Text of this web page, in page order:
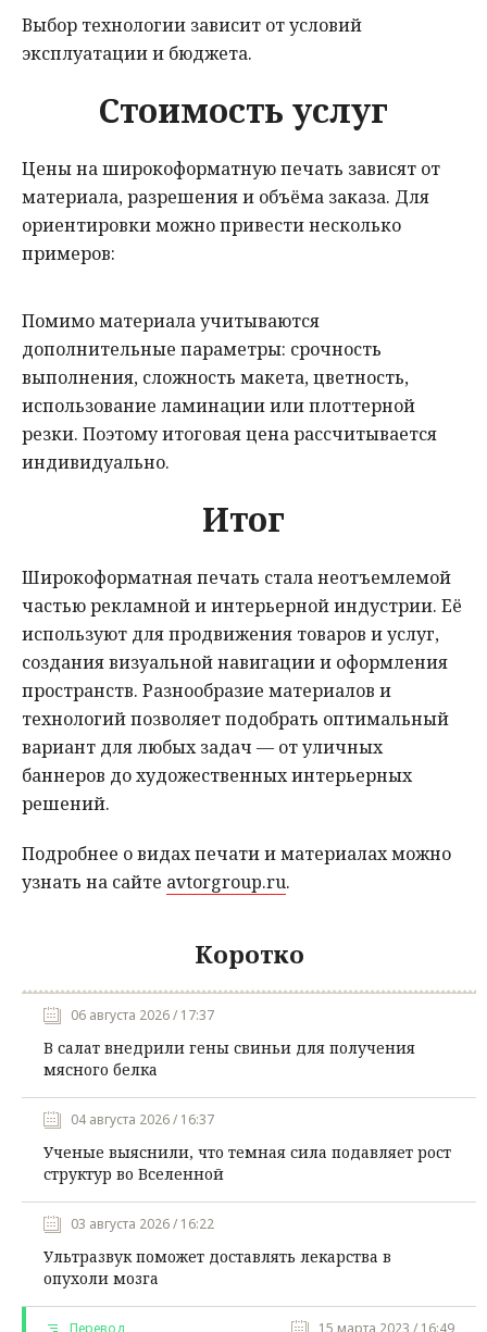
Выбор технологии зависит от условий
эксплуатации и бюджета.
Стоимость услуг
Цены на широкоформатную печать зависят от
материала, разрешения и объёма заказа. Для
ориентировки можно привести несколько
примеров:
Помимо материала учитываются
дополнительные параметры: срочность
выполнения, сложность макета, цветность,
использование ламинации или плоттерной
резки. Поэтому итоговая цена рассчитывается
индивидуально.
Итог
Широкоформатная печать стала неотъемлемой
частью рекламной и интерьерной индустрии. Её
используют для продвижения товаров и услуг,
создания визуальной навигации и оформления
пространств. Разнообразие материалов и
технологий позволяет подобрать оптимальный
вариант для любых задач — от уличных
баннеров до художественных интерьерных
решений.
Подробнее о видах печати и материалах можно
узнать на сайте avtorgroup.ru.
Коротко
06 августа 2026 / 17:37
В салат внедрили гены свиньи для получения
мясного белка
04 августа 2026 / 16:37
Ученые выяснили, что темная сила подавляет рост
структур во Вселенной
03 августа 2026 / 16:22
Ультразвук поможет доставлять лекарства в
опухоли мозга